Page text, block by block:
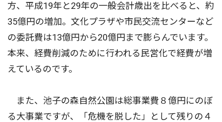
方、平成19年と29年の一般会計歳出を比べると、約
35億円の増加。文化プラザや市民交流センターなど
の委託費は13億円から20億円まで膨らんでいます。
本来、経費削減のために行われる民営化で経費が増
えているのです。
また、池子の森自然公園は総事業費８億円にのぼ
る大事業ですが、「危機を脱した」として残りの４